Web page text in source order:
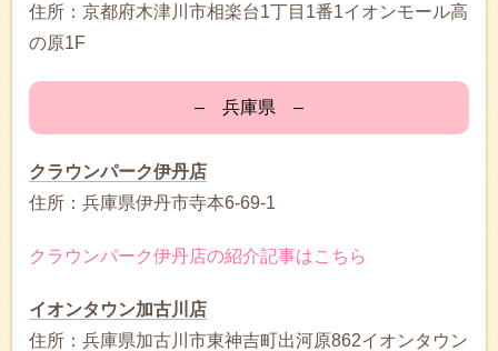
住所：京都府木津川市相楽台1丁目1番1イオンモール高
の原1F
– 兵庫県 –
クラウンパーク伊丹店
住所：兵庫県伊丹市寺本6-69-1
クラウンパーク伊丹店の紹介記事はこちら
イオンタウン加古川店
住所：兵庫県加古川市東神吉町出河原862イオンタウン